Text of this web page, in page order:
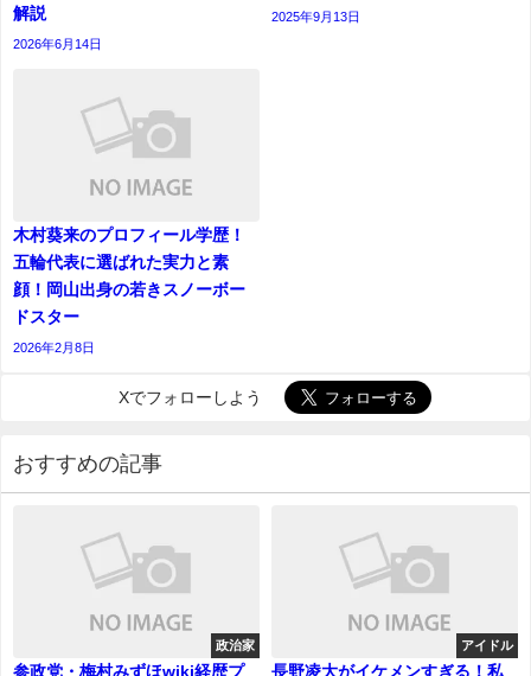
解説
2026年6月14日
2025年9月13日
木村葵来のプロフィール学歴！
五輪代表に選ばれた実力と素
顔！岡山出身の若きスノーボー
ドスター
2026年2月8日
Xでフォローしよう
おすすめの記事
政治家
参政党・梅村みずほwiki経歴プ
アイドル
長野凌大がイケメンすぎる！私